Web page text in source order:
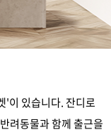
'이 있습니다. 잔디로
려동물과 함께 출근을